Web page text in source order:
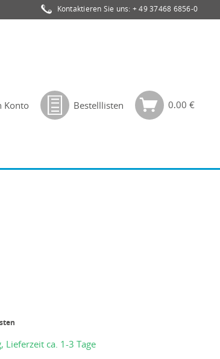
Kontaktieren Sie uns: + 49 37468 6856-0
Konto Bestelllisten 0,00 €
Lieferzeit ca. 1-3 Tage